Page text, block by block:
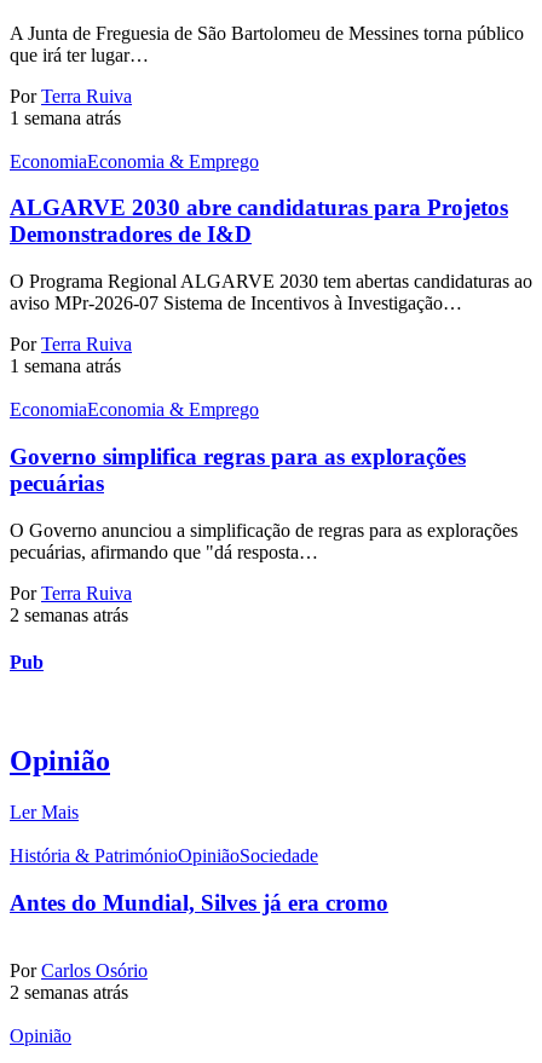
A Junta de Freguesia de São Bartolomeu de Messines torna público
que irá ter lugar…
Por Terra Ruiva
1 semana atrás
EconomiaEconomia & Emprego
ALGARVE 2030 abre candidaturas para Projetos
Demonstradores de I&D
O Programa Regional ALGARVE 2030 tem abertas candidaturas ao
aviso MPr-2026-07 Sistema de Incentivos à Investigação…
Por Terra Ruiva
1 semana atrás
EconomiaEconomia & Emprego
Governo simplifica regras para as explorações
pecuárias
O Governo anunciou a simplificação de regras para as explorações
pecuárias, afirmando que "dá resposta…
Por Terra Ruiva
2 semanas atrás
Pub
Opinião
Ler Mais
História & PatrimónioOpiniãoSociedade
Antes do Mundial, Silves já era cromo
Por Carlos Osório
2 semanas atrás
Opinião